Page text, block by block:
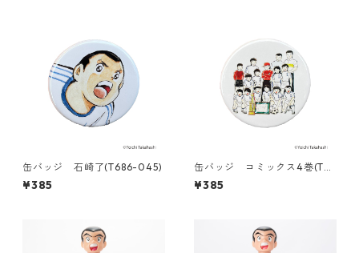
缶バッジ 石崎了(T686-045)
¥385
缶バッジ コミックス4巻(T68
6-045)
¥385